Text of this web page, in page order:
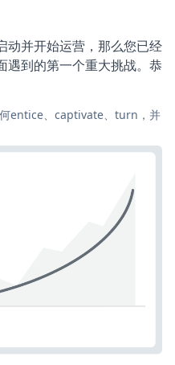
并开始运营，那么您已经
遇到的第一个重大挑战。恭
entice、captivate、turn，并